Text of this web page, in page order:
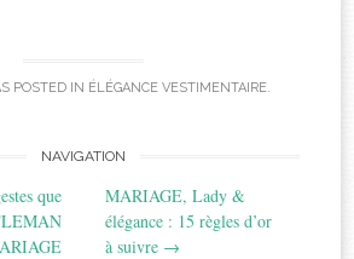
POSTED IN ÉLÉGANCE VESTIMENTAIRE.
NAVIGATION
que
MARIAGE, Lady &
élégance : 15 règles d’or
à suivre →